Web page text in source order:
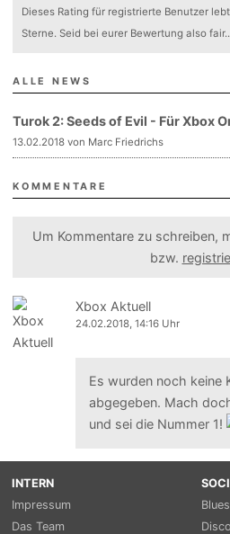
Dieses Rating für registrierte Benutzer
Sterne. Seid bei eurer Bewertung also fair
ALLE NEWS
Turok 2: Seeds of Evil - Für Xbox
13.02.2018 von Marc Friedrichs
KOMMENTARE
Um Kommentare zu schreiben,
bzw.
Xbox Aktuell
24.02.2018, 14:16 Uhr
Es wurden noch keine
abgegeben. Mach
und sei die Nummer 1!
INTERN
Impressum
Das Team